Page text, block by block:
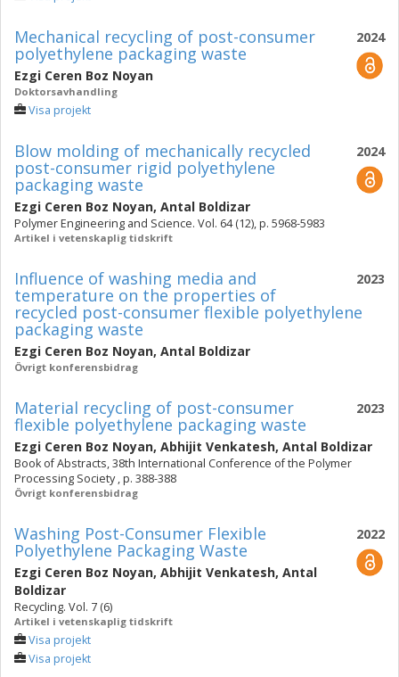
2024
Mechanical recycling of post-consumer
polyethylene packaging waste
Ezgi Ceren Boz Noyan
Doktorsavhandling
Visa projekt
2024
Blow molding of mechanically recycled
post-consumer rigid polyethylene
packaging waste
Ezgi Ceren Boz Noyan, Antal Boldizar
Polymer Engineering and Science. Vol. 64 (12), p. 5968-5983
Artikel i vetenskaplig tidskrift
2023
Influence of washing media and
temperature on the properties of
recycled post-consumer flexible polyethylene
packaging waste
Ezgi Ceren Boz Noyan, Antal Boldizar
Övrigt konferensbidrag
2023
Material recycling of post-consumer
flexible polyethylene packaging waste
Ezgi Ceren Boz Noyan, Abhijit Venkatesh, Antal Boldizar
Book of Abstracts, 38th International Conference of the Polymer
Processing Society , p. 388-388
Övrigt konferensbidrag
2022
Washing Post-Consumer Flexible
Polyethylene Packaging Waste
Ezgi Ceren Boz Noyan, Abhijit Venkatesh, Antal
Boldizar
Recycling. Vol. 7 (6)
Artikel i vetenskaplig tidskrift
Visa projekt
Visa projekt